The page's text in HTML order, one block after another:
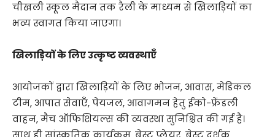
चीखली स्कूल मैदान तक रैली के माध्यम से खिलाड़ियों का
भव्य स्वागत किया जाएगा।
खिलाड़ियों के लिए उत्कृष्ट व्यवस्थाएँ
आयोजकों द्वारा खिलाड़ियों के लिए भोजन, आवास, मेडिकल
टीम, आपात सेवाएँ, पेयजल, आवागमन हेतु ईको-फ्रेंडली
वाहन, मैच ऑफिशियल्स की व्यवस्था सुनिश्चित की गई है।